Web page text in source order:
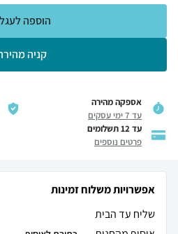
קניה
הוספה
אספקה מהירה
עד 7 ימי עסקים
עד 12 תשלומים
פרטים נוספים
אפשרויות משלוח זמינות
שליח עד הבית